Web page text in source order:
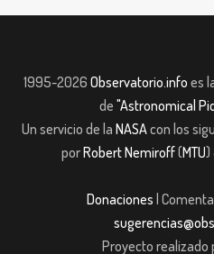
1995-2026 Observatorio.info es
de "Astronomical
Un servicio de la NASAcon los
porRobert Nemiroff(MTU)
Donaciones |
Proyecto realizado